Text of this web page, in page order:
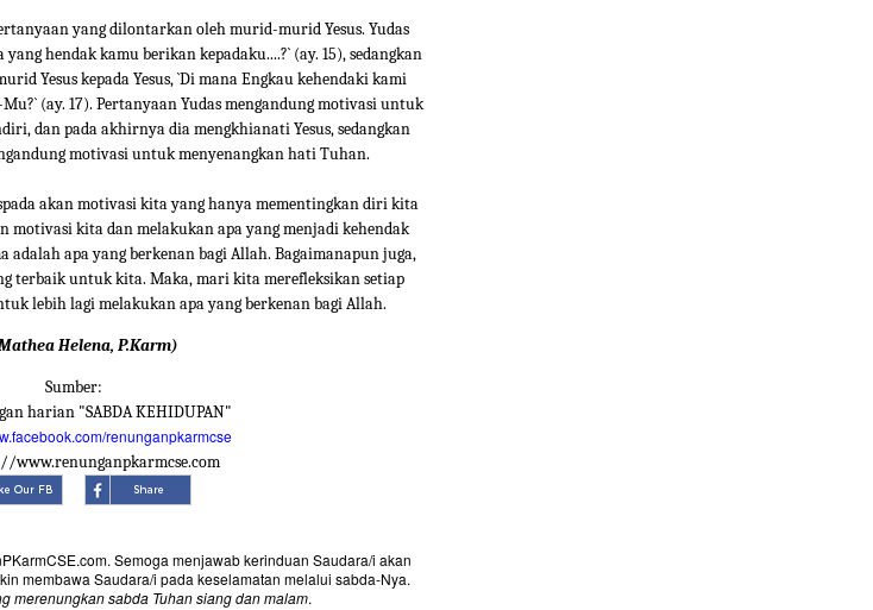
yang dilontarkan oleh murid-murid Yesus. Yudas
hendak kamu berikan kepadaku....?` (ay. 15), sedangkan
Yesus kepada Yesus, `Di mana Engkau kehendaki kami
(ay. 17). Pertanyaan Yudas mengandung motivasi untuk
dan pada akhirnya dia mengkhianati Yesus, sedangkan
motivasi untuk menyenangkan hati Tuhan.
akan motivasi kita yang hanya mementingkan diri kita
kita dan melakukan apa yang menjadi kehendak
apa yang berkenan bagi Allah. Bagaimanapun juga,
terbaik untuk kita. Maka, mari kita merefleksikan setiap
lebih lagi melakukan apa yang berkenan bagi Allah.
Helena, P.Karm)
Sumber:
harian "SABDA KEHIDUPAN"
renunganpkarmcse
www.renunganpkarmcse.com
Semoga menjawab kerinduan Saudara/i akan
membawa Saudara/i pada keselamatan melalui sabda-Nya.
merenungkan sabda Tuhan siang dan malam.